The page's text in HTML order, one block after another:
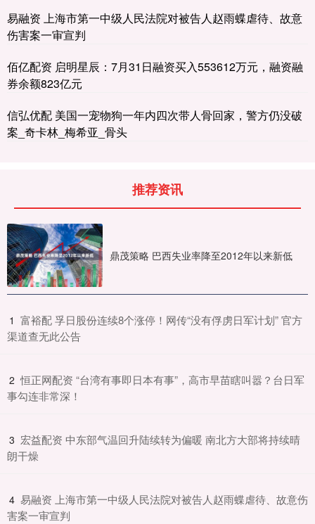
易融资 上海市第一中级人民法院对被告人赵雨蝶虐待、故意
伤害案一审宣判
佰亿配资 启明星辰：7月31日融资买入553612万元，融资融
券余额823亿元
信弘优配 美国一宠物狗一年内四次带人骨回家，警方仍没破
案_奇卡林_梅希亚_骨头
推荐资讯
鼎茂策略 巴西失业率降至2012年以来新低
1 ​富裕配 孚日股份连续8个涨停！网传“没有俘虏日军计划” 官方
渠道查无此公告
2 ​恒正网配资 “台湾有事即日本有事”，高市早苗瞎叫嚣？台日军
事勾连非常深！
3 ​宏益配资 中东部气温回升陆续转为偏暖 南北方大部将持续晴
朗干燥
4 ​易融资 上海市第一中级人民法院对被告人赵雨蝶虐待、故意伤
害案一审宣判